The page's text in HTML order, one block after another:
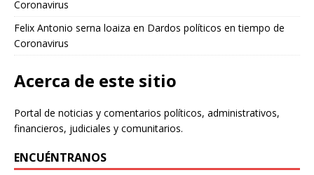
Coronavirus
Felix Antonio serna loaiza en Dardos políticos en tiempo de
Coronavirus
Acerca de este sitio
Portal de noticias y comentarios políticos, administrativos,
financieros, judiciales y comunitarios.
ENCUÉNTRANOS